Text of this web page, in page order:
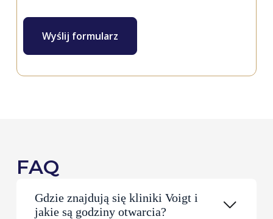
Wyślij formularz
FAQ
Gdzie znajdują się kliniki Voigt i
jakie są godziny otwarcia?